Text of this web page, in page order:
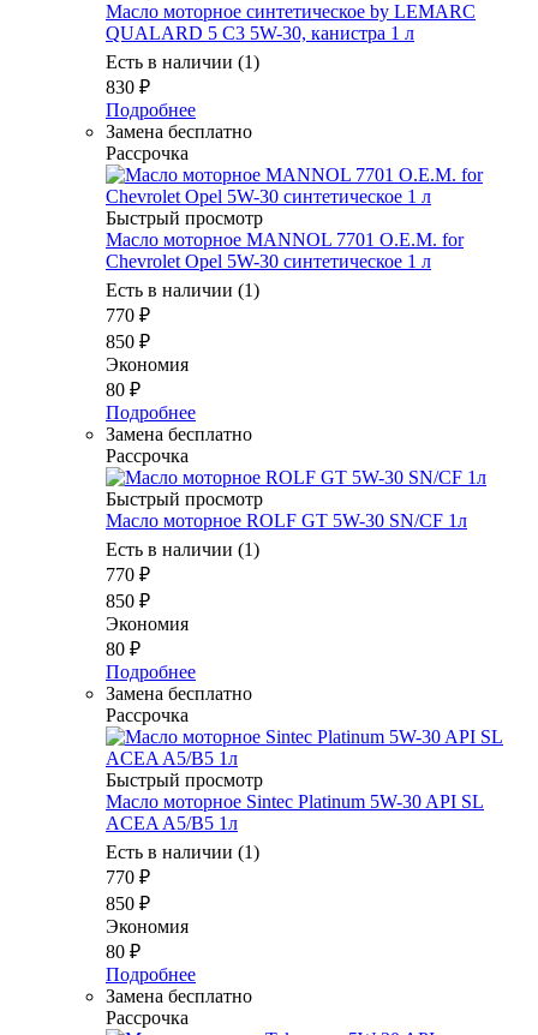
Масло моторное синтетическое by LEMARC
QUALARD 5 C3 5W-30, канистра 1 л
Есть в наличии (1)
830 ₽
Подробнее
Замена бесплатно
Рассрочка
Быстрый просмотр
Масло моторное MANNOL 7701 O.E.M. for
Chevrolet Opel 5W-30 синтетическое 1 л
Есть в наличии (1)
770 ₽
850 ₽
Экономия
80 ₽
Подробнее
Замена бесплатно
Рассрочка
Быстрый просмотр
Масло моторное ROLF GT 5W-30 SN/CF 1л
Есть в наличии (1)
770 ₽
850 ₽
Экономия
80 ₽
Подробнее
Замена бесплатно
Рассрочка
Быстрый просмотр
Масло моторное Sintec Platinum 5W-30 API SL
ACEA A5/B5 1л
Есть в наличии (1)
770 ₽
850 ₽
Экономия
80 ₽
Подробнее
Замена бесплатно
Рассрочка